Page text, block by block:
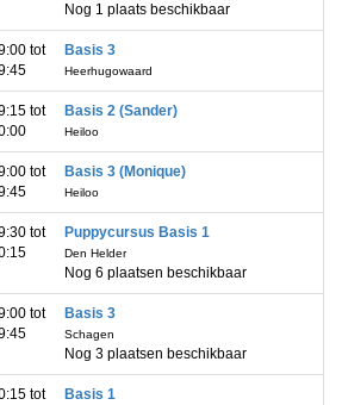
Nog 1 plaats beschikbaar
tot
Basis 3
Heerhugowaard
tot
Basis 2 (Sander)
Heiloo
tot
Basis 3 (Monique)
Heiloo
tot
Puppycursus Basis 1
Den Helder
Nog 6 plaatsen beschikbaar
tot
Basis 3
Schagen
Nog 3 plaatsen beschikbaar
tot
Basis 1